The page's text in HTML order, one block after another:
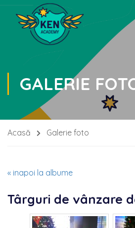
GALERIE
Acasă Galerie foto
« inapoi la albume
Târguri de vânzare